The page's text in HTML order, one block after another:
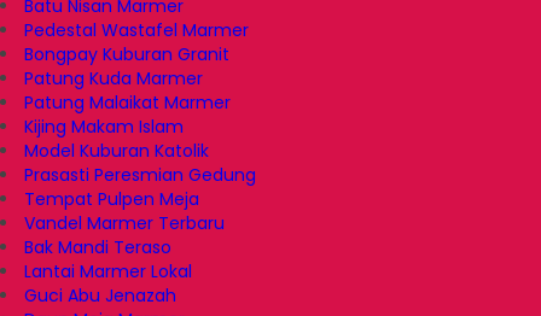
Batu Nisan Marmer
Pedestal Wastafel Marmer
Bongpay Kuburan Granit
Patung Kuda Marmer
Patung Malaikat Marmer
Kijing Makam Islam
Model Kuburan Katolik
Prasasti Peresmian Gedung
Tempat Pulpen Meja
Vandel Marmer Terbaru
Bak Mandi Teraso
Lantai Marmer Lokal
Guci Abu Jenazah